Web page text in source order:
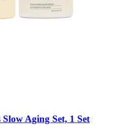
Slow Aging Set, 1 Set